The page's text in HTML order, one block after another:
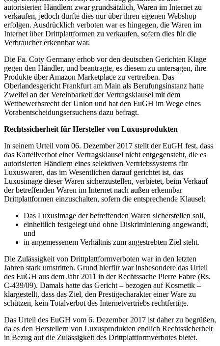
autorisierten Händlern zwar grundsätzlich, Waren im Internet zu
verkaufen, jedoch durfte dies nur über ihren eigenen Webshop
erfolgen. Ausdrücklich verboten war es hingegen, die Waren im
Internet über Drittplattformen zu verkaufen, sofern dies für die
Verbraucher erkennbar war.
Die Fa. Coty Germany erhob vor den deutschen Gerichten Klage
gegen den Händler, und beantragte, es diesem zu untersagen, ihre
Produkte über Amazon Marketplace zu vertreiben. Das
Oberlandesgericht Frankfurt am Main als Berufungsinstanz hatte
Zweifel an der Vereinbarkeit der Vertragsklausel mit dem
Wettbewerbsrecht der Union und hat den EuGH im Wege eines
Vorabentscheidungsersuchens dazu befragt.
Rechtssicherheit für Hersteller von Luxusprodukten
In seinem Urteil vom 06. Dezember 2017 stellt der EuGH fest, dass
das Kartellverbot einer Vertragsklausel nicht entgegensteht, die es
autorisierten Händlern eines selektiven Vertriebssystems für
Luxuswaren, das im Wesentlichen darauf gerichtet ist, das
Luxusimage dieser Waren sicherzustellen, verbietet, beim Verkauf
der betreffenden Waren im Internet nach außen erkennbar
Drittplattformen einzuschalten, sofern die entsprechende Klausel:
Das Luxusimage der betreffenden Waren sicherstellen soll,
einheitlich festgelegt und ohne Diskriminierung angewandt,
und
in angemessenem Verhältnis zum angestrebten Ziel steht.
Die Zulässigkeit von Drittplattformverboten war in den letzten
Jahren stark umstritten. Grund hierfür war insbesondere das Urteil
des EuGH aus dem Jahr 2011 in der Rechtssache Pierre Fabre (Rs.
C-439/09). Damals hatte das Gericht – bezogen auf Kosmetik –
klargestellt, dass das Ziel, den Prestigecharakter einer Ware zu
schützen, kein Totalverbot des Internetvertriebs rechtfertige.
Das Urteil des EuGH vom 6. Dezember 2017 ist daher zu begrüßen,
da es den Herstellern von Luxusprodukten endlich Rechtssicherheit
in Bezug auf die Zulässigkeit des Drittplattformverbotes bietet.